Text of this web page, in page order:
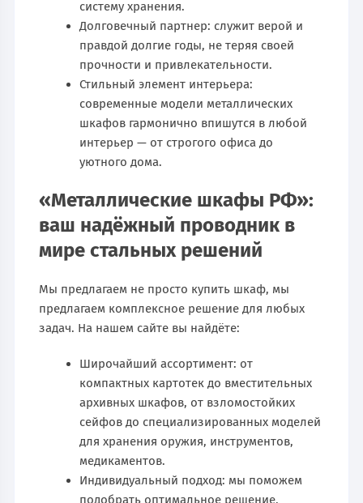
систему хранения.
Долговечный партнер: служит верой и
правдой долгие годы, не теряя своей
прочности и привлекательности.
Стильный элемент интерьера:
современные модели металлических
шкафов гармонично впишутся в любой
интерьер — от строгого офиса до
уютного дома.
«Металлические шкафы РФ»:
ваш надёжный проводник в
мире стальных решений
Мы предлагаем не просто купить шкаф, мы
предлагаем комплексное решение для любых
задач. На нашем сайте вы найдёте:
Широчайший ассортимент: от
компактных картотек до вместительных
архивных шкафов, от взломостойких
сейфов до специализированных моделей
для хранения оружия, инструментов,
медикаментов.
Индивидуальный подход: мы поможем
подобрать оптимальное решение,